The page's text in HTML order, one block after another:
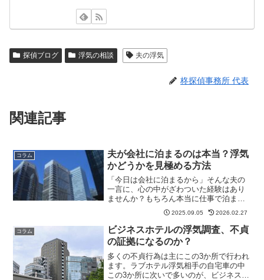
探偵ブログ 浮気の相談 夫の浮気
柊探偵事務所 代表
関連記事
コラム
夫が会社に泊まるのは本当？浮気
かどうかを見極める方法
「今日は会社に泊まるから」そんな夫の
一言に、心の中がざわついた経験はあり
ませんか？もちろん本当に仕事で泊まる
こともあります。ですが一方で、「会社
に泊まる」という言葉が浮気の隠れみの
になっているケースも少なくありませ
ん。この記事では、実際の相...
2025.09.05 2026.02.27
コラム
ビジネスホテルの浮気調査、不貞
の証拠になるのか？
多くの不貞行為は主にこの3か所で行われ
ます。ラブホテル浮気相手の自宅車の中
この3か所に次いで多いのが、ビジネスホ